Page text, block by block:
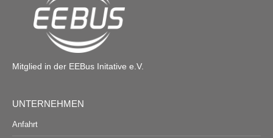
Mitglied in der EEBus Initative e.V.
UNTERNEHMEN
Anfahrt